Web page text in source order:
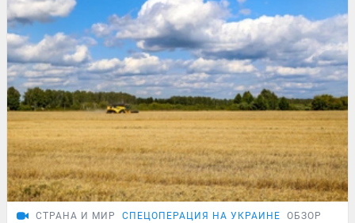
СТРАНА И МИР СПЕЦОПЕРАЦИЯ НА УКРАИНЕ ОБЗОР